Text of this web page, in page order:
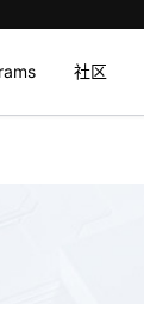
社区